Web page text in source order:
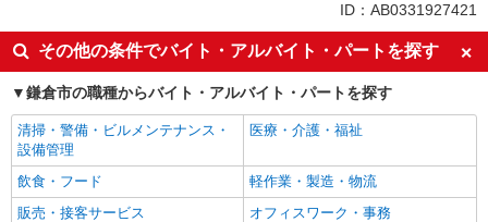
未経験歓迎
ミドル（40代～）活躍中
エルダー（50代～）活躍中
シニア（60代～）活躍中
高収入・高額
ボーナス・賞与あり
昇給あり
車通勤OK
バイク通勤OK
交通費支給
社会保険あり
ID：AB0331927421
その他の条件でバイト・アルバイト・パートを探す
鎌倉市の職種からバイト・アルバイト・パートを探す
清掃・警備・ビルメンテナンス・
設備管理
医療・介護・福祉
飲食・フード
軽作業・製造・物流
販売・接客サービス
オフィスワーク・事務